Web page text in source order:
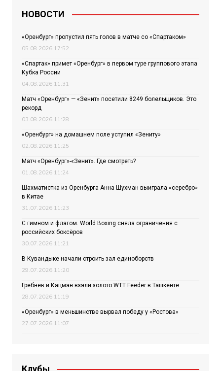
НОВОСТИ
«Оренбург» пропустил пять голов в матче со «Спартаком»
05.08.2026 17:52
«Спартак» примет «Оренбург» в первом туре группового этапа
Кубка России
04.08.2026 11:31
Матч «Оренбург» — «Зенит» посетили 8249 болельщиков. Это
рекорд
03.08.2026 11:28
«Оренбург» на домашнем поле уступил «Зениту»
02.08.2026 11:25
Матч «Оренбург»-«Зенит». Где смотреть?
01.08.2026 11:24
Шахматистка из Оренбурга Анна Шухман выиграла «серебро»
в Китае
31.07.2026 11:23
С гимном и флагом. World Boxing сняла ограничения с
российских боксёров
30.07.2026 11:21
В Кувандыке начали строить зал единоборств
29.07.2026 11:20
Гребнев и Кацман взяли золото WTT Feeder в Ташкенте
28.07.2026 11:19
«Оренбург» в меньшинстве вырвал победу у «Ростова»
27.07.2026 11:07
Клубы